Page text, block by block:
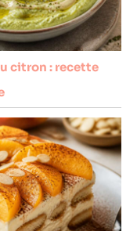
citron : recette